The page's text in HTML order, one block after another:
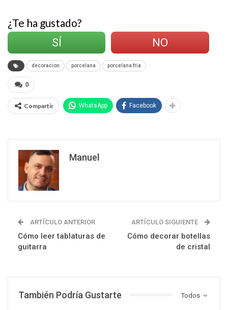
¿Te ha gustado?
SÍ
NO
decoracion porcelana porcelana fria
0
Compartir WhatsApp Facebook
Manuel
ARTÍCULO ANTERIOR
Cómo leer tablaturas de
guitarra
ARTÍCULO SIGUIENTE
Cómo decorar botellas
de cristal
Todos
También Podría Gustarte